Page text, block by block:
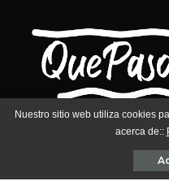
Contact us
Nuestro sitio web utiliza cookies
acerca de::